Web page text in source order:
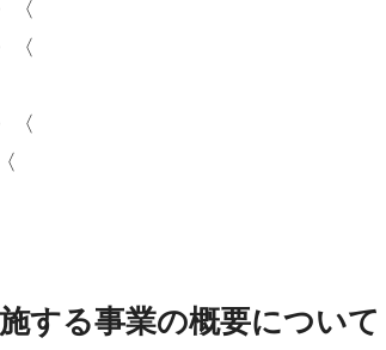
〈
〈
〈
する事業の概要について